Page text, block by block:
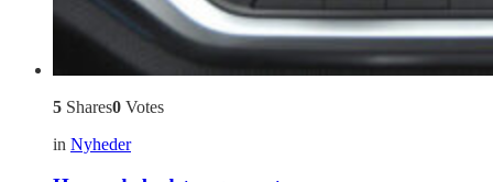
5 Shares0 Votes
in Nyheder